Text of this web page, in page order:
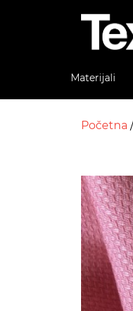
Materijali
Početna